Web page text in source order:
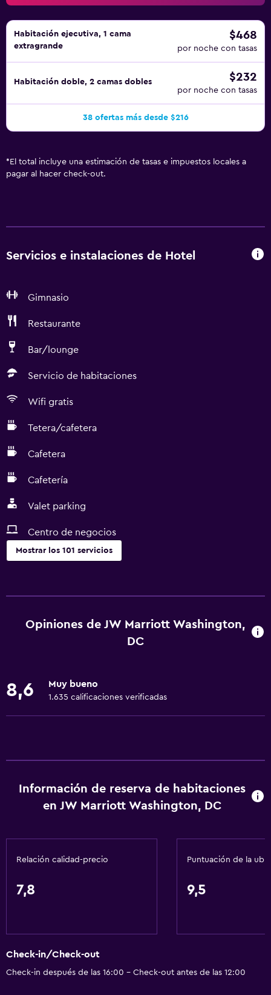
Habitación ejecutiva, 1 cama
extragrande
$468
por noche con tasas
Habitación doble, 2 camas dobles $232
por noche con tasas
38 ofertas más desde $216
* El total incluye una estimación de tasas e impuestos locales a
pagar al hacer check-out.
Servicios e instalaciones de Hotel
Gimnasio
Restaurante
Bar/lounge
Servicio de habitaciones
Wifi gratis
Tetera/cafetera
Cafetera
Cafetería
Valet parking
Centro de negocios
Mostrar los 101 servicios
Unidad accesible para personas en silla de ruedas
Hipoalergénico
No se permiten mascotas
Accesibilidad
Estacionamiento accesible
Tina de baño adaptada
Servicios y facilidades
Servicio de despertador
Opiniones de JW Marriott Washington,
DC
8,6 Muy bueno
1.635 calificaciones verificadas
Información de reserva de habitaciones
en JW Marriott Washington, DC
Relación calidad-precio
7,8
Puntuación de la
9,5
Check-in/Check-out
Check-in después de las 16:00 - Check-out antes de las 12:00